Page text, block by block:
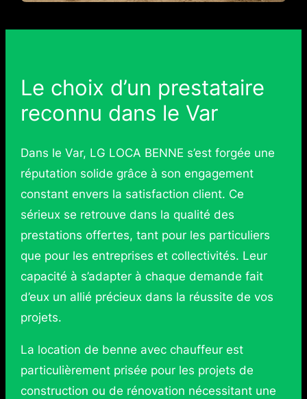
Le choix d’un prestataire
reconnu dans le Var
Dans le Var, LG LOCA BENNE s’est forgée une
réputation solide grâce à son engagement
constant envers la satisfaction client. Ce
sérieux se retrouve dans la qualité des
prestations offertes, tant pour les particuliers
que pour les entreprises et collectivités. Leur
capacité à s’adapter à chaque demande fait
d’eux un allié précieux dans la réussite de vos
projets.
La location de benne avec chauffeur est
particulièrement prisée pour les projets de
construction ou de rénovation nécessitant une